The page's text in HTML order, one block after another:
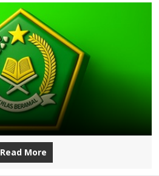
Read More